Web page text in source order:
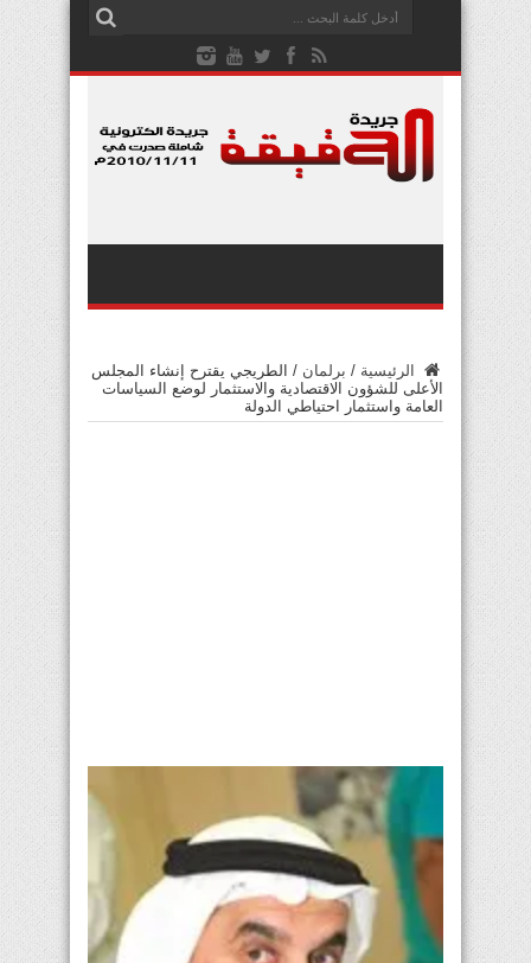
الرئيسية / برلمان / الطريجي يقترح إنشاء المجلس
الأعلى للشؤون الاقتصادية والاستثمار لوضع السياسات
العامة واستثمار احتياطي الدولة